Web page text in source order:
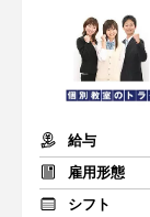
給与
雇用形態
シフト